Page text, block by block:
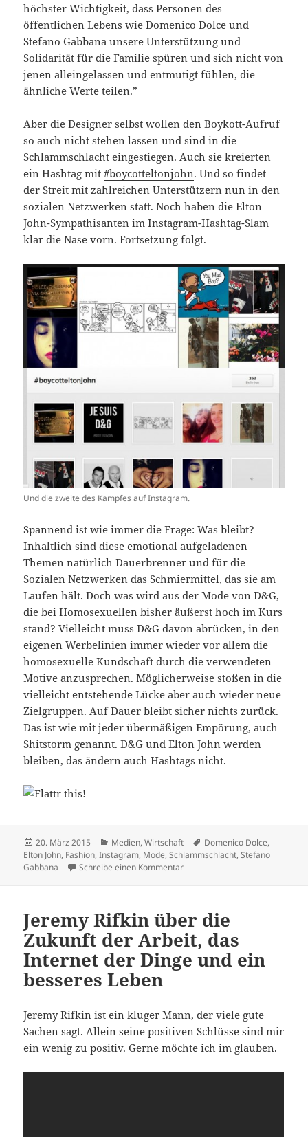
höchster Wichtigkeit, dass Personen des
öffentlichen Lebens wie Domenico Dolce und
Stefano Gabbana unsere Unterstützung und
Solidarität für die Familie spüren und sich nicht von
jenen alleingelassen und entmutigt fühlen, die
ähnliche Werte teilen.”
Aber die Designer selbst wollen den Boykott-Aufruf
so auch nicht stehen lassen und sind in die
Schlammschlacht eingestiegen. Auch sie kreierten
ein Hashtag mit#boycotteltonjohn. Und so findet
der Streit mit zahlreichen Unterstützern nun in den
sozialen Netzwerken statt. Noch haben die Elton
John-Sympathisanten im Instagram-Hashtag-Slam
klar die Nase vorn. Fortsetzung folgt.
Und die zweite des Kampfes auf Instagram.
Spannend ist wie immer die Frage: Was bleibt?
Inhaltlich sind diese emotional aufgeladenen
Themen natürlich Dauerbrenner und für die
Sozialen Netzwerken das Schmiermittel, das sie am
Laufen hält. Doch was wird aus der Mode von D&G,
die bei Homosexuellen bisher äußerst hoch im Kurs
stand? Vielleicht muss D&G davon abrücken, in den
eigenen Werbelinien immer wieder vor allem die
homosexuelle Kundschaft durch die verwendeten
Motive anzusprechen. Möglicherweise stoßen in die
vielleicht entstehende Lücke aber auch wieder neue
Zielgruppen. Auf Dauer bleibt sicher nichts zurück.
Das ist wie mit jeder übermäßigen Empörung, auch
Shitstorm genannt. D&G und Elton John werden
bleiben, das ändern auch Hashtags nicht.
Veröffentlicht
am
20. März 2015 Kategorien
Medien,Wirtschaft Schlagwörter
Domenico Dolce,
Elton John, Fashion,Instagram, Mode,Schlammschlacht,Stefano
Gabbana
Schreibe einen Kommentarzu Elton John vs. D&G: Was
Jeremy Rifkin über die
Zukunft der Arbeit, das
Internet der Dinge und ein
besseres Leben
Jeremy Rifkin ist ein kluger Mann, der viele gute
Sachen sagt. Allein seine positiven Schlüsse sind mir
ein wenig zu positiv. Gerne möchte ich im glauben.